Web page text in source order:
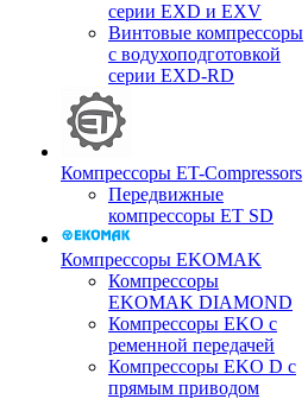
серии EXD и EXV
Винтовые компрессоры
с водухоподготовкой
серии EXD-RD
Компрессоры ET-Compressors
Передвижные
компрессоры ET SD
Компрессоры EKOMAK
Компрессоры
EKOMAK DIAMOND
Компрессоры EKO c
ременной передачей
Компрессоры EKO D с
прямым приводом